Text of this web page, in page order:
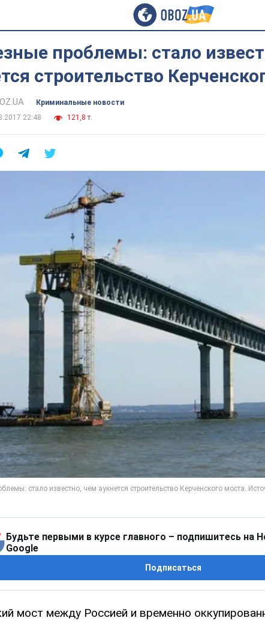
проблемы: стало
строительство
Криминальные новости
22:48
121,8 т.
Будьте первыми в курсе главного – подпишитесь на
Google
Подписаться
мост между Россией и временно